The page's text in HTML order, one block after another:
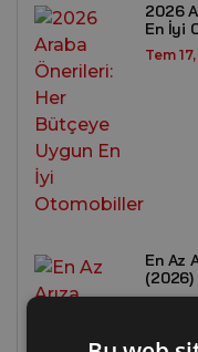
2026
En İyi
Tem
En Az
(2026)